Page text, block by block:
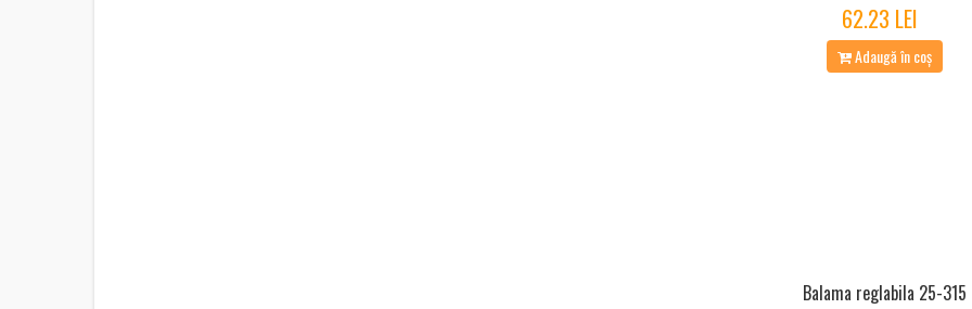
62.23 LEI
Adaugă în coș
Balama reglabila 25-315